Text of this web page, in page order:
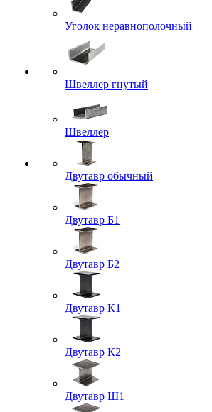
Уголок неравнополочный
Швеллер гнутый
Швеллер
Двутавр обычный
Двутавр Б1
Двутавр Б2
Двутавр К1
Двутавр К2
Двутавр Ш1